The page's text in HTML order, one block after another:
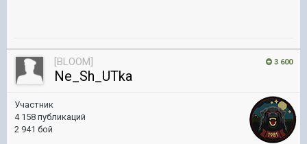
3 600
[BLOOM]
Ne_Sh_UTka
Участник
4 158 публикаций
2 941 бой